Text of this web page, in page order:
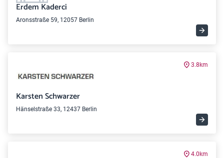
Erdem Kaderci
Aronsstraße 59, 12057 Berlin
3.8km
Karsten Schwarzer
Hänselstraße 33, 12437 Berlin
4.0km